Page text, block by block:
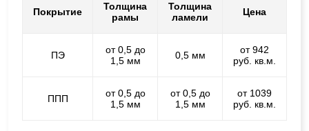
Покрытие
Толщина
рамы
Толщина
ламели
Цена
ПЭ
от 0,5 до
1,5 мм
0,5 мм
от 942
руб. кв.м.
ППП
от 0,5 до
1,5 мм
от 0,5 до
1,5 мм
от 1039
руб. кв.м.